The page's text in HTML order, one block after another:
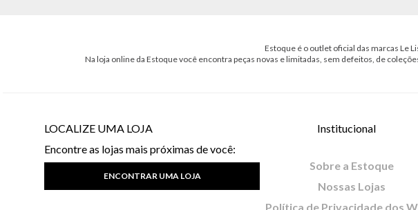
Estoque é o outlet oficial das marcas Le
Na loja online da Estoque você encontra peças novas e limitadas, sem defeitos, de
LOCALIZE UMA LOJA
Encontre as lojas mais próximas de você:
ENCONTRAR UMA LOJA
Institucional
Sobre a Estoque
Nossas Lojas